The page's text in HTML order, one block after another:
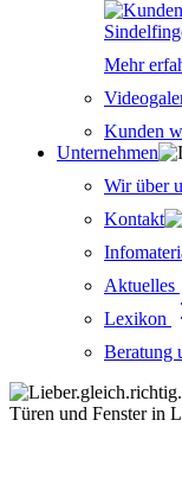
Mehr
Kunden
Unternehmen
Wir über
Kontakt
Aktuelles
Lexikon
Beratung